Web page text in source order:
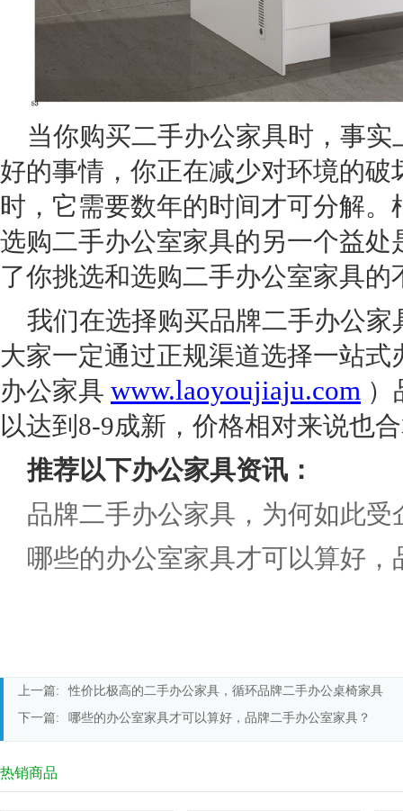
当你购买二手办公家具时，事
好的事情，你正在减少对环境的
时，它需要数年的时间才可分解
选购二手办公室家具的另一个益
了你挑选和选购二手办公室家具的
我们在选择购买品牌二手办公
大家一定通过正规渠道选择一站
办公家具 www.laoyoujiaju.com ）
以达到 8-9成新，价格相对来说也
推荐以下办公家具资讯：
品牌二手办公家具，为何如此
哪些的办公室家具才可以算好
上一篇:
性价比极高的二手办公家具，循环品牌二手办公桌椅家具
下一篇:
哪些的办公室家具才可以算好，品牌二手办公室家具？
热销商品